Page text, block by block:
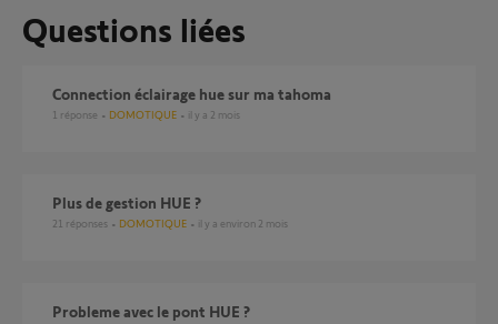
Questions liées
Connection éclairage hue sur ma tahoma
1 réponse DOMOTIQUE il y a 2 mois
Plus de gestion HUE ?
21 réponses DOMOTIQUE il y a environ 2 mois
probleme avec le pont HUE ?